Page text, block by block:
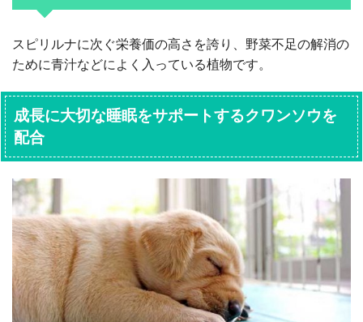
スピリルナに次ぐ栄養価の高さを誇り、野菜不足の解消の
ために青汁などによく入っている植物です。
成長に大切な睡眠をサポートするクワンソウを
配合